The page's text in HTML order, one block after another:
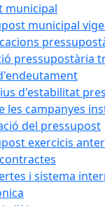
municipal
municipal
pressupostària
d'estabilitat
les campanyes
del pressupost
exercicis
i sistema